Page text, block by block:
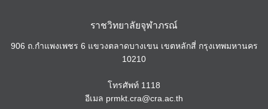
ราชวิทยาลัยจุฬาภรณ์
906 ถ.กำแพงเพชร 6 แขวงตลาดบางเขน เขตหลักสี่ กรุงเทพมหานคร
10210
โทรศัพท์ 1118
อีเมล prmkt.cra@cra.ac.th